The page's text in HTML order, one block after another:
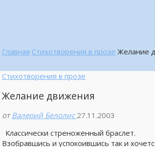
Главная Стихотворения в прозе Желание
Стихотворения в прозе
Желание движения
от Валерий Белолис 27.11.2003
Классически стреноженный браслет.
Взобравшись и успокоившись так и